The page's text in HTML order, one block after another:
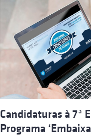
Candidaturas à 7ª
Programa